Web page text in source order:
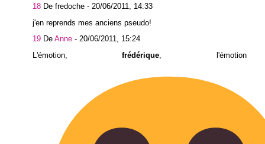
18 De fredoche - 20/06/2011, 14:33
j'en reprends mes anciens pseudo!
19 De Anne - 20/06/2011, 15:24
L'émotion,frédérique,